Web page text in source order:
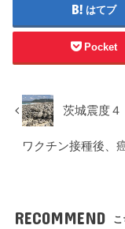
はてブ
Pocket
茨城震度
ワクチン接種後、
RECOMMEND こ